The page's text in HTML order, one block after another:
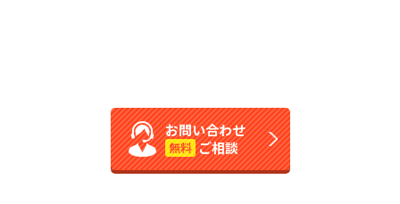
お問い合わせ
無料 ご相談